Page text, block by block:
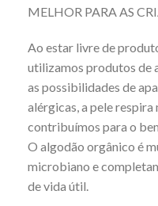
MELHOR PARA AS
Ao estar livre de
utilizamos produtos de
as possibilidades de
alérgicas, a pele
contribuímos para o
O algodão orgânico é
microbiano e
de vida útil.